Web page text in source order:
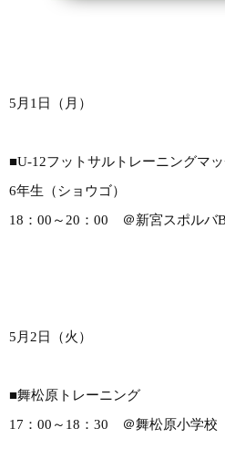
5月1日（月）
■U-12フットサルトレーニングマ
6年生（ショウゴ）
18：00～20：00 ＠新宮スポルバ
5月2日（火）
■舞松原トレーニング
17：00～18：30 ＠舞松原小学校